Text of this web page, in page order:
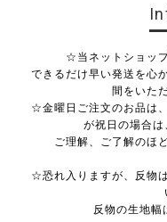
☆当ネットショッ
できるだけ早い発送を心
間をいた
☆金曜日ご注文のお品は
が祝日の場合は
ご理解、ご了解のほ
☆恐れ入りますが、反物
反物の生地幅